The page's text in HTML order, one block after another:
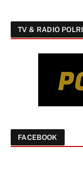
TV & RADIO POLRI
FACEBOOK